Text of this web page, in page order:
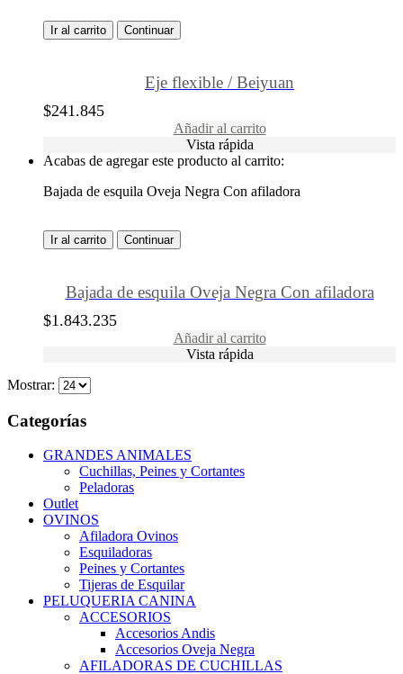
Ir al carrito Continuar
Eje flexible / Beiyuan
$241.845
Añadir al carrito
Vista rápida
Acabas de agregar este producto al carrito:
Bajada de esquila Oveja Negra Con afiladora
Ir al carrito Continuar
Bajada de esquila Oveja Negra Con afiladora
$1.843.235
Añadir al carrito
Vista rápida
Mostrar:
Categorías
GRANDES ANIMALES
Cuchillas, Peines y Cortantes
Peladoras
Outlet
OVINOS
Afiladora Ovinos
Esquiladoras
Peines y Cortantes
Tijeras de Esquilar
PELUQUERIA CANINA
ACCESORIOS
Accesorios Andis
Accesorios Oveja Negra
AFILADORAS DE CUCHILLAS